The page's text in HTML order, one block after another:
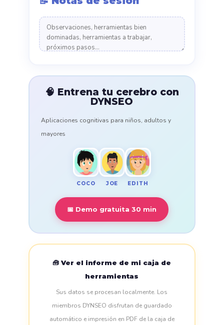
🧠 Entrena tu cerebro con
DYNSEO
Aplicaciones cognitivas para niños, adultos y
mayores
COCO JOE EDITH
📅 Demo gratuita 30 min
🧰 Ver el informe de mi caja de
herramientas
Sus datos se procesan localmente. Los
miembros DYNSEO disfrutan de guardado
automático e impresión en PDF de la caja de